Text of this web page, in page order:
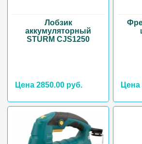
Лобзик
аккумуляторный
STURM CJS1250
Цена 2850.00 руб. Цена